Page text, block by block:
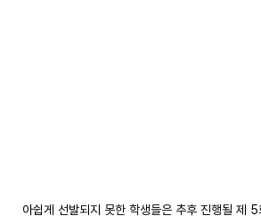
아쉽게 선발되지 못한 학생들은 추후 진행될 제